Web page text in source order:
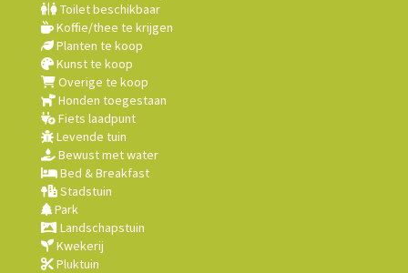
Toilet beschikbaar
Koffie/thee te krijgen
Planten te koop
Kunst te koop
Overige te koop
Honden toegestaan
Fiets laadpunt
Levende tuin
Bewust met water
Bed & Breakfast
Stadstuin
Park
Landschapstuin
Kwekerij
Pluktuin